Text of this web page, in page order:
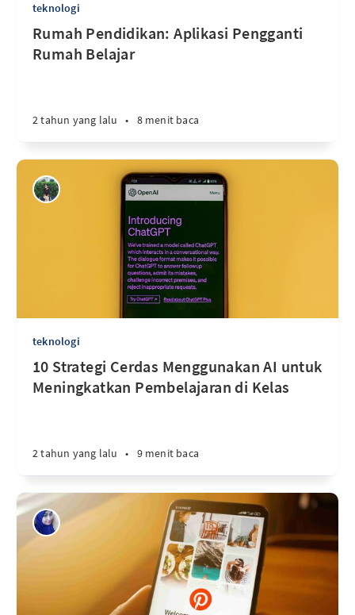
teknologi
Rumah Pendidikan: Aplikasi Pengganti
Rumah Belajar
2 tahun yang lalu • 8 menit baca
teknologi
10 Strategi Cerdas Menggunakan AI untuk
Meningkatkan Pembelajaran di Kelas
2 tahun yang lalu • 9 menit baca